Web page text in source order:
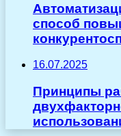
способ
16.07.2025
Принципы